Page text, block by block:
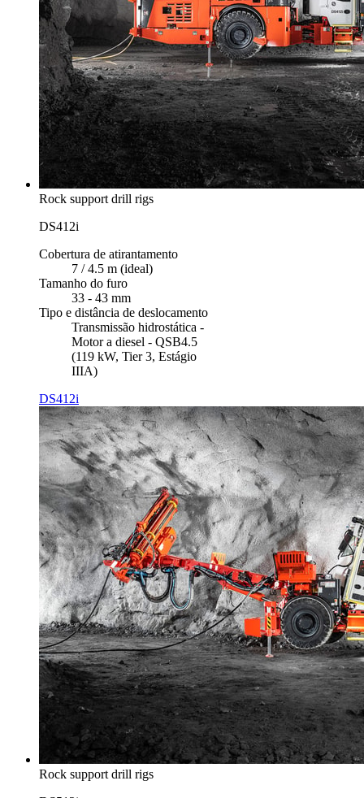
Rock support drill rigs
DS412i
Cobertura de atirantamento
7 / 4.5 m (ideal)
Tamanho do furo
33 - 43 mm
Tipo e distância de deslocamento
Transmissão hidrostática -
Motor a diesel - QSB4.5
(119 kW, Tier 3, Estágio
IIIA)
DS412i
Rock support drill rigs